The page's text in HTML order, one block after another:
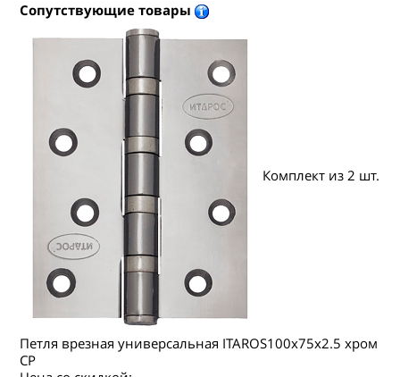
Сопутствующие товары
Комплект из 2 шт.
Петля врезная универсальная ITAROS100х75х2.5 хром
СР